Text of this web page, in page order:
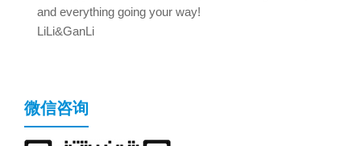
and everything going your way!
LiLi&GanLi
微信咨询